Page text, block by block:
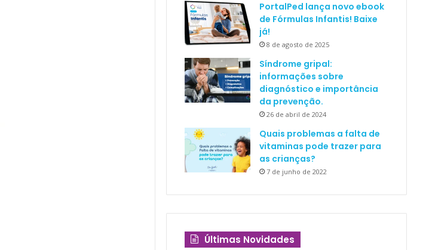
PortalPed lança novo ebook
de Fórmulas Infantis! Baixe
já!
8 de agosto de 2025
Síndrome gripal:
informações sobre
diagnóstico e importância
da prevenção.
26 de abril de 2024
Quais problemas a falta de
vitaminas pode trazer para
as crianças?
7 de junho de 2022
Últimas Novidades